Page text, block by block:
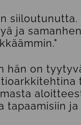
ja
hän on
tapaamisiin